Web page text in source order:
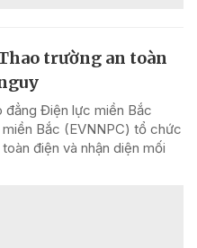
trường an toàn
đẳng Điện lực miền Bắc
Bắc (EVNNPC) tổ chức
điện và nhận diện mối